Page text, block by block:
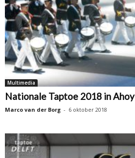
Multimedia
Nationale Taptoe 2018 in Ahoy
Marco van der Borg - 6 oktober 2018